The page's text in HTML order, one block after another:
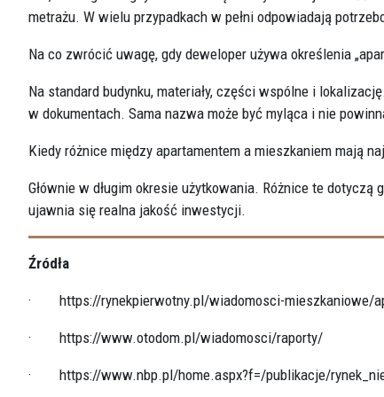
metrażu. W wielu przypadkach w pełni odpowiadają
Na co zwrócić uwagę, gdy deweloper używa określenia
Na standard budynku, materiały, części wspólne i
w dokumentach. Sama nazwa może być myląca i nie
Kiedy różnice między apartamentem a mieszkaniem mają
Głównie w długim okresie użytkowania. Różnice te
ujawnia się realna jakość inwestycji.
Źródła
· https://rynekpierwotny.pl/wiadomosci-mieszkaniowe/
· https://www.otodom.pl/wiadomosci/raporty/
· https://www.nbp.pl/home.aspx?f=/publikacje/